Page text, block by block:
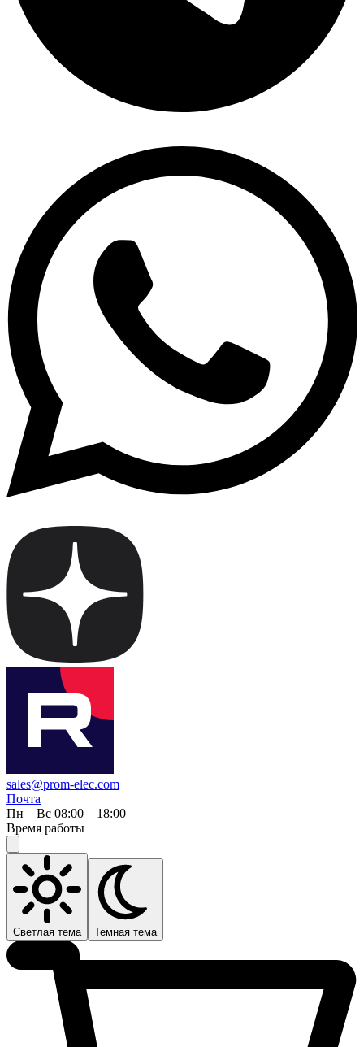
sales@prom-elec.com
Почта
Пн—Вс 08:00 – 18:00
Время работы
Светлая тема Темная тема